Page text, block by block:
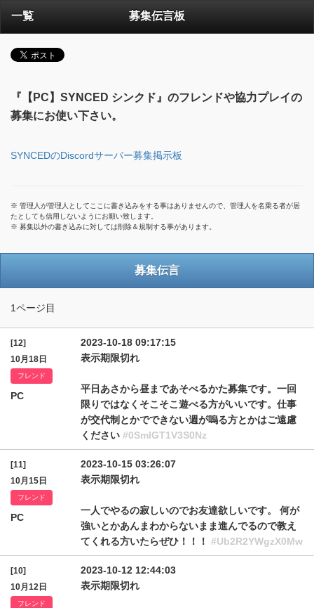
一覧 募集伝言板
『【PC】SYNCED シンクド』のフレンドや協力プレイの
募集にお使い下さい。
SYNCEDのDiscordサーバー募集掲示板
※ 管理人が管理人としてここに書き込みをする事はありませんので、管理人を名乗る者が居
たとしても信用しないようにお願い致します。
※ 募集以外の書き込みに対しては削除＆規制する事があります。
募集伝言
1ページ目
[12]
10月18日
フレンド
PC
2023-10-18 09:17:15
表示期限切れ
平日あさから昼まであそべるかた募集です。一回
限りではなくそこそこ遊べる方がいいです。仕事
が交代制とかでできない週が嗚る方とかはご遠慮
ください #0SmlGT1V3S0Nz
[11]
10月15日
フレンド
PC
2023-10-15 03:26:07
表示期限切れ
一人でやるの寂しいのでお友達欲しいです。 何が
強いとかあんまわからないまま進んでるので教え
てくれる方いたらぜひ！！！ #Ub2R2YWgzX0Mw
[10]
10月12日
フレンド
2023-10-12 12:44:03
表示期限切れ